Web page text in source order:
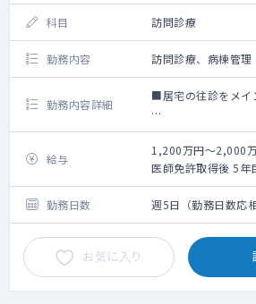
科目 訪問診療
勤務内容 訪問診療、病棟管理
勤務内容詳細
■居宅の往診をメイ
＜訪問診療＞
訪問件数：8～10件/
対象疾患：高齢者の
疾患が主です。
オンコール：主治医
検討しています。
お看取りの対
＜病棟管理＞
担当病棟数：10名
給与
1,200万円～2,000
医師免許取得後 5
1,400万円
医師免許取得後 10
1,900万円
勤務日数 週5日（勤務日数応相
お気に入り